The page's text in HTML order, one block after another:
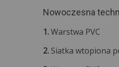
Nowoczesna
1.Warstwa PVC
2. Siatka wtopiona